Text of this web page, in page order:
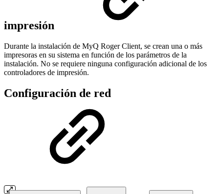
impresión
Durante la instalación de MyQ Roger Client, se crean una o más
impresoras en su sistema en función de los parámetros de la
instalación. No se requiere ninguna configuración adicional de los
controladores de impresión.
Configuración de red